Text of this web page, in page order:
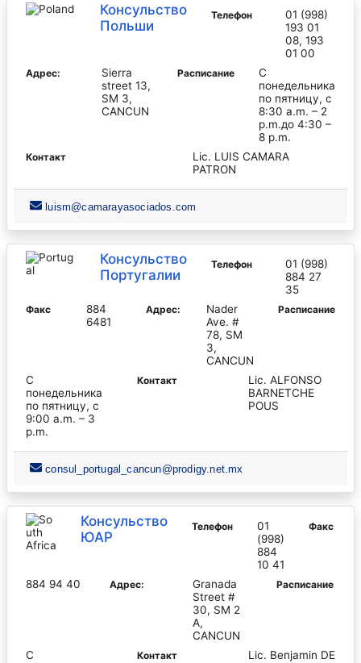
Консульство
Польши
Телефон
01 (998)
193 01
08, 193
01 00
Адрес:
Sierra
street 13,
SM 3,
CANCUN
Pасписание
С
понедельника
по пятницу, с
8:30 a.m. – 2
p.m.до 4:30 –
8 p.m.
Контакт
Lic. LUIS CAMARA
PATRON
luism@camarayasociados.com
Консульство
Португалии
Телефон
01 (998)
884 27
35
Факс
884
6481
Адрес:
Nader
Ave. #
78, SM
3,
CANCUN
Pасписание
С
понедельника
по пятницу, с
9:00 a.m. – 3
p.m.
Контакт
Lic. ALFONSO
BARNETCHE
POUS
consul_portugal_cancun@prodigy.net.mx
Консульство
ЮАР
Телефон
01
(998)
884
10 41
Факс
884 94 40 Адрес:
Granada
Street #
30, SM 2
A,
CANCUN
Pасписание
С
Контакт
Lic. Benjamin DE